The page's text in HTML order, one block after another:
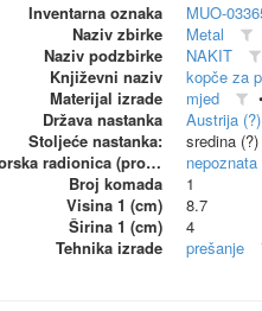
Inventarna oznaka
MUO-
Naziv zbirke
Metal
Naziv podzbirke
NAKIT
Književni naziv
kopče za
Materijal izrade
mjed
Država nastanka
Austrija (?)
Stoljeće nastanka:
sredina
Autorska radionica (proizvođač)
nepoznata
Broj komada
1
Visina 1 (cm)
8.7
Širina 1 (cm)
4
Tehnika izrade
prešanje